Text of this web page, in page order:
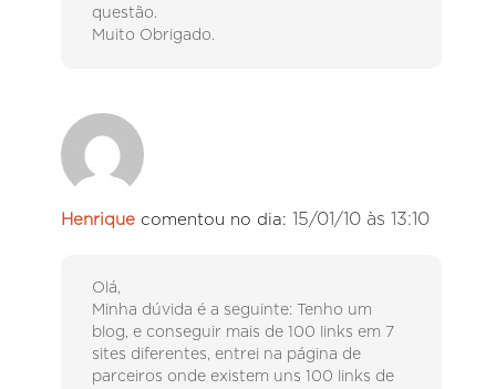
questão.
Muito Obrigado.
Henrique comentou no dia: 15/01/10 às 13:10
Olá,
Minha dúvida é a seguinte: Tenho um
blog, e conseguir mais de 100 links em 7
sites diferentes, entrei na página de
parceiros onde existem uns 100 links de